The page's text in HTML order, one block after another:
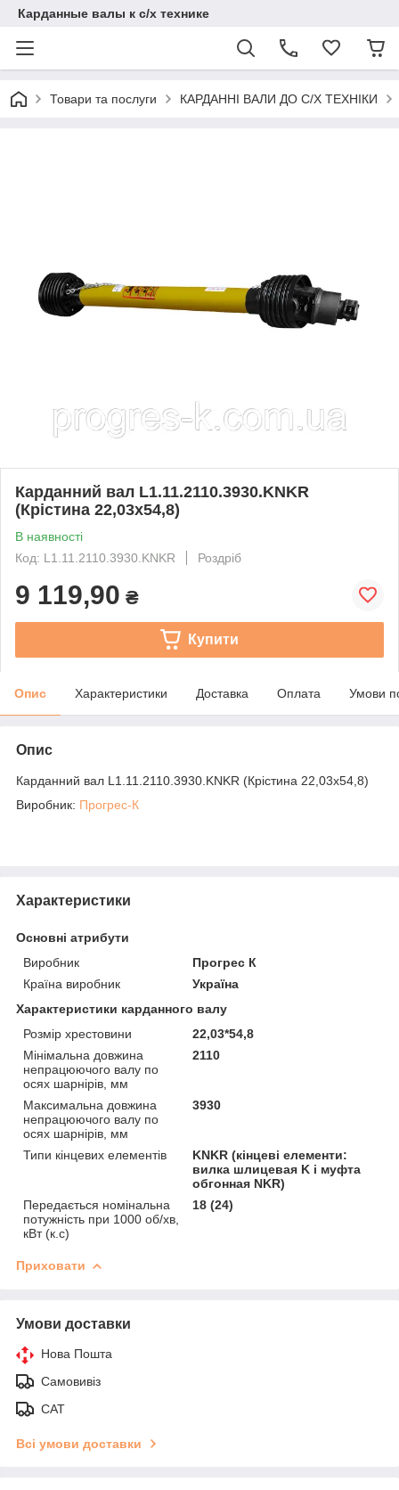
Карданные валы к с/х технике
Товари та послуги КАРДАННІ ВАЛИ ДО С/Х ТЕХНІКИ
Карданний вал L1.11.2110.3930.KNKR
(Крістина 22,03х54,8)
В наявності
Код: L1.11.2110.3930.KNKR
Роздріб
9 119,90 ₴
Купити
Опис Характеристики Доставка Оплата Умови
Опис
Карданний вал L1.11.2110.3930.KNKR (Крістина 22,03х54,8)
Виробник: Прогрес-К
Характеристики
Основні атрибути
Виробник
Прогрес К
Країна виробник
Україна
Характеристики карданного валу
Розмір хрестовини
22,03*54,8
Мінімальна довжина
непрацюючого валу по
осях шарнірів, мм
2110
Максимальна довжина
непрацюючого валу по
осях шарнірів, мм
3930
Типи кінцевих елементів
KNKR (кінцеві елементи:
вилка шлицевая K і муфта
обгонная NKR)
Передається номінальна
потужність при 1000 об/хв,
кВт (к.с)
18 (24)
Приховати
Умови доставки
Нова Пошта
Самовивіз
САТ
Всі умови доставки